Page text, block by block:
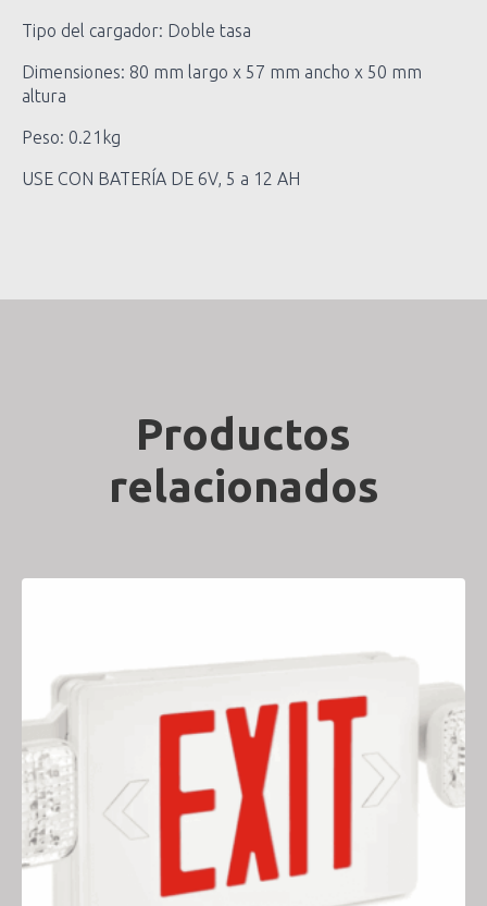
Tipo del cargador: Doble tasa
Dimensiones: 80 mm largo x 57 mm ancho x 50 mm
altura
Peso: 0.21kg
USE CON BATERÍA DE 6V, 5 a 12 AH
Productos
relacionados